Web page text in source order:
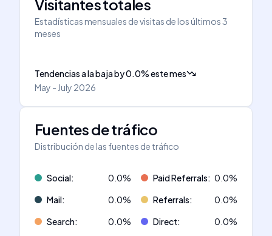
Visitantes totales
Estadísticas mensuales de visitas de los últimos 3
meses
Tendencias a la bajaby0.0%este mes
May - July 2026
Fuentes de tráfico
Distribución de las fuentes de tráfico
Social: 0.0% Paid Referrals: 0.0%
Mail: 0.0% Referrals: 0.0%
Search: 0.0% Direct: 0.0%